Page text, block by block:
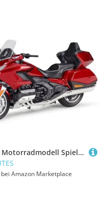
SOUTES Motorradmodell Spielzeug-Geburtstagsgeschenk 1:12 Für H-ONDA Gold Wing Für Tour 2020 Motorrad-Legierung Spielzeug-Modellauto Geschenkkollektion(Rosso)
Amazon Marketplace